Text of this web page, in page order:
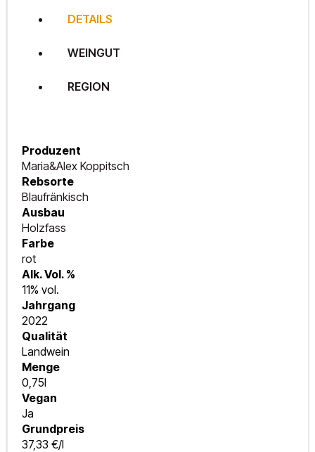
DETAILS
WEINGUT
REGION
Produzent
Maria&Alex Koppitsch
Rebsorte
Blaufränkisch
Ausbau
Holzfass
Farbe
rot
Alk. Vol. %
11% vol.
Jahrgang
2022
Qualität
Landwein
Menge
0,75l
Vegan
Ja
Grundpreis
37,33 €/l